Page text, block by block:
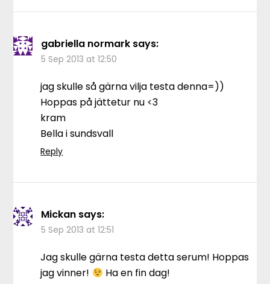
gabriella normark says:
5 Sep 2013 at 12:50
jag skulle så gärna vilja testa denna=))
Hoppas på jättetur nu <3
kram
Bella i sundsvall
Reply
Mickan says:
5 Sep 2013 at 12:51
Jag skulle gärna testa detta serum! Hoppas
jag vinner!
Ha en fin dag!